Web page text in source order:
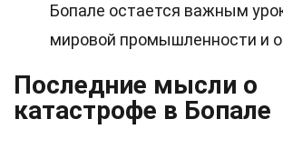
Бопале остается важным
мировой промышленности и
Последние мысли о
катастрофе в Бопале